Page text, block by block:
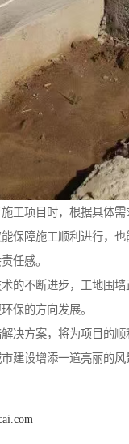
工项目时，根据具体
保障施工顺利进行，
任感。
的不断进步，工地围
保的方向发展。
决方案，将为项目的
建设增添一道亮丽的风